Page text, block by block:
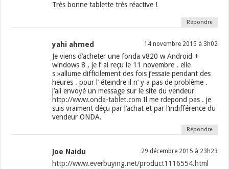
Très bonne tablette très réactive !
Répondre
yahi ahmed 14 novembre 2015 à 3h02
Je viens d’acheter une fonda v820 w Android +
windows 8 , je l’ ai reçu le 11 novembre . elle
s »allume difficilement des fois j’essaie pendant des
heures . pour l’ éteindre il n’ y a pas de problème .
j’aii envoyé un message sur le site du vendeur
http://www.onda-tablet.com Il me rdepond pas . je
suis vraiment déçu par l’achat et par l’indifférence du
vendeur ONDA.
Répondre
Joe Naidu 29 décembre 2015 à 23h23
http://www.everbuying.net/product1116554.html